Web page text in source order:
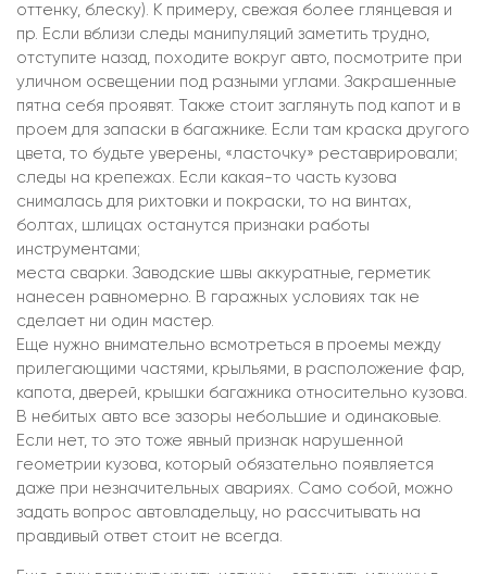
оттенку, блеску). К примеру, свежая более глянцевая и
пр. Если вблизи следы манипуляций заметить трудно,
отступите назад, походите вокруг авто, посмотрите при
уличном освещении под разными углами. Закрашенные
пятна себя проявят. Также стоит заглянуть под капот и в
проем для запаски в багажнике. Если там краска другого
цвета, то будьте уверены, «ласточку» реставрировали;
следы на крепежах. Если какая-то часть кузова
снималась для рихтовки и покраски, то на винтах,
болтах, шлицах останутся признаки работы
инструментами;
места сварки. Заводские швы аккуратные, герметик
нанесен равномерно. В гаражных условиях так не
сделает ни один мастер.
Еще нужно внимательно всмотреться в проемы между
прилегающими частями, крыльями, в расположение фар,
капота, дверей, крышки багажника относительно кузова.
В небитых авто все зазоры небольшие и одинаковые.
Если нет, то это тоже явный признак нарушенной
геометрии кузова, который обязательно появляется
даже при незначительных авариях. Само собой, можно
задать вопрос автовладельцу, но рассчитывать на
правдивый ответ стоит не всегда.